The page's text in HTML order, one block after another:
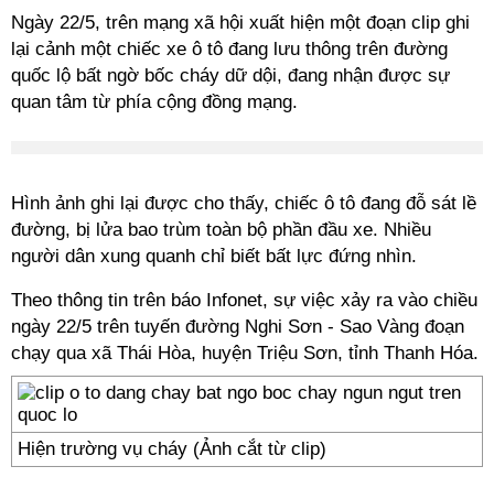
Ngày 22/5, trên mạng xã hội xuất hiện một đoạn clip ghi
lại cảnh một chiếc xe ô tô đang lưu thông trên đường
quốc lộ bất ngờ bốc cháy dữ dội, đang nhận được sự
quan tâm từ phía cộng đồng mạng.
Hình ảnh ghi lại được cho thấy, chiếc ô tô đang đỗ sát lề
đường, bị lửa bao trùm toàn bộ phần đầu xe. Nhiều
người dân xung quanh chỉ biết bất lực đứng nhìn.
Theo thông tin trên báo Infonet, sự việc xảy ra vào chiều
ngày 22/5 trên tuyến đường Nghi Sơn - Sao Vàng đoạn
chạy qua xã Thái Hòa, huyện Triệu Sơn, tỉnh Thanh Hóa.
Hiện trường vụ cháy (Ảnh cắt từ clip)